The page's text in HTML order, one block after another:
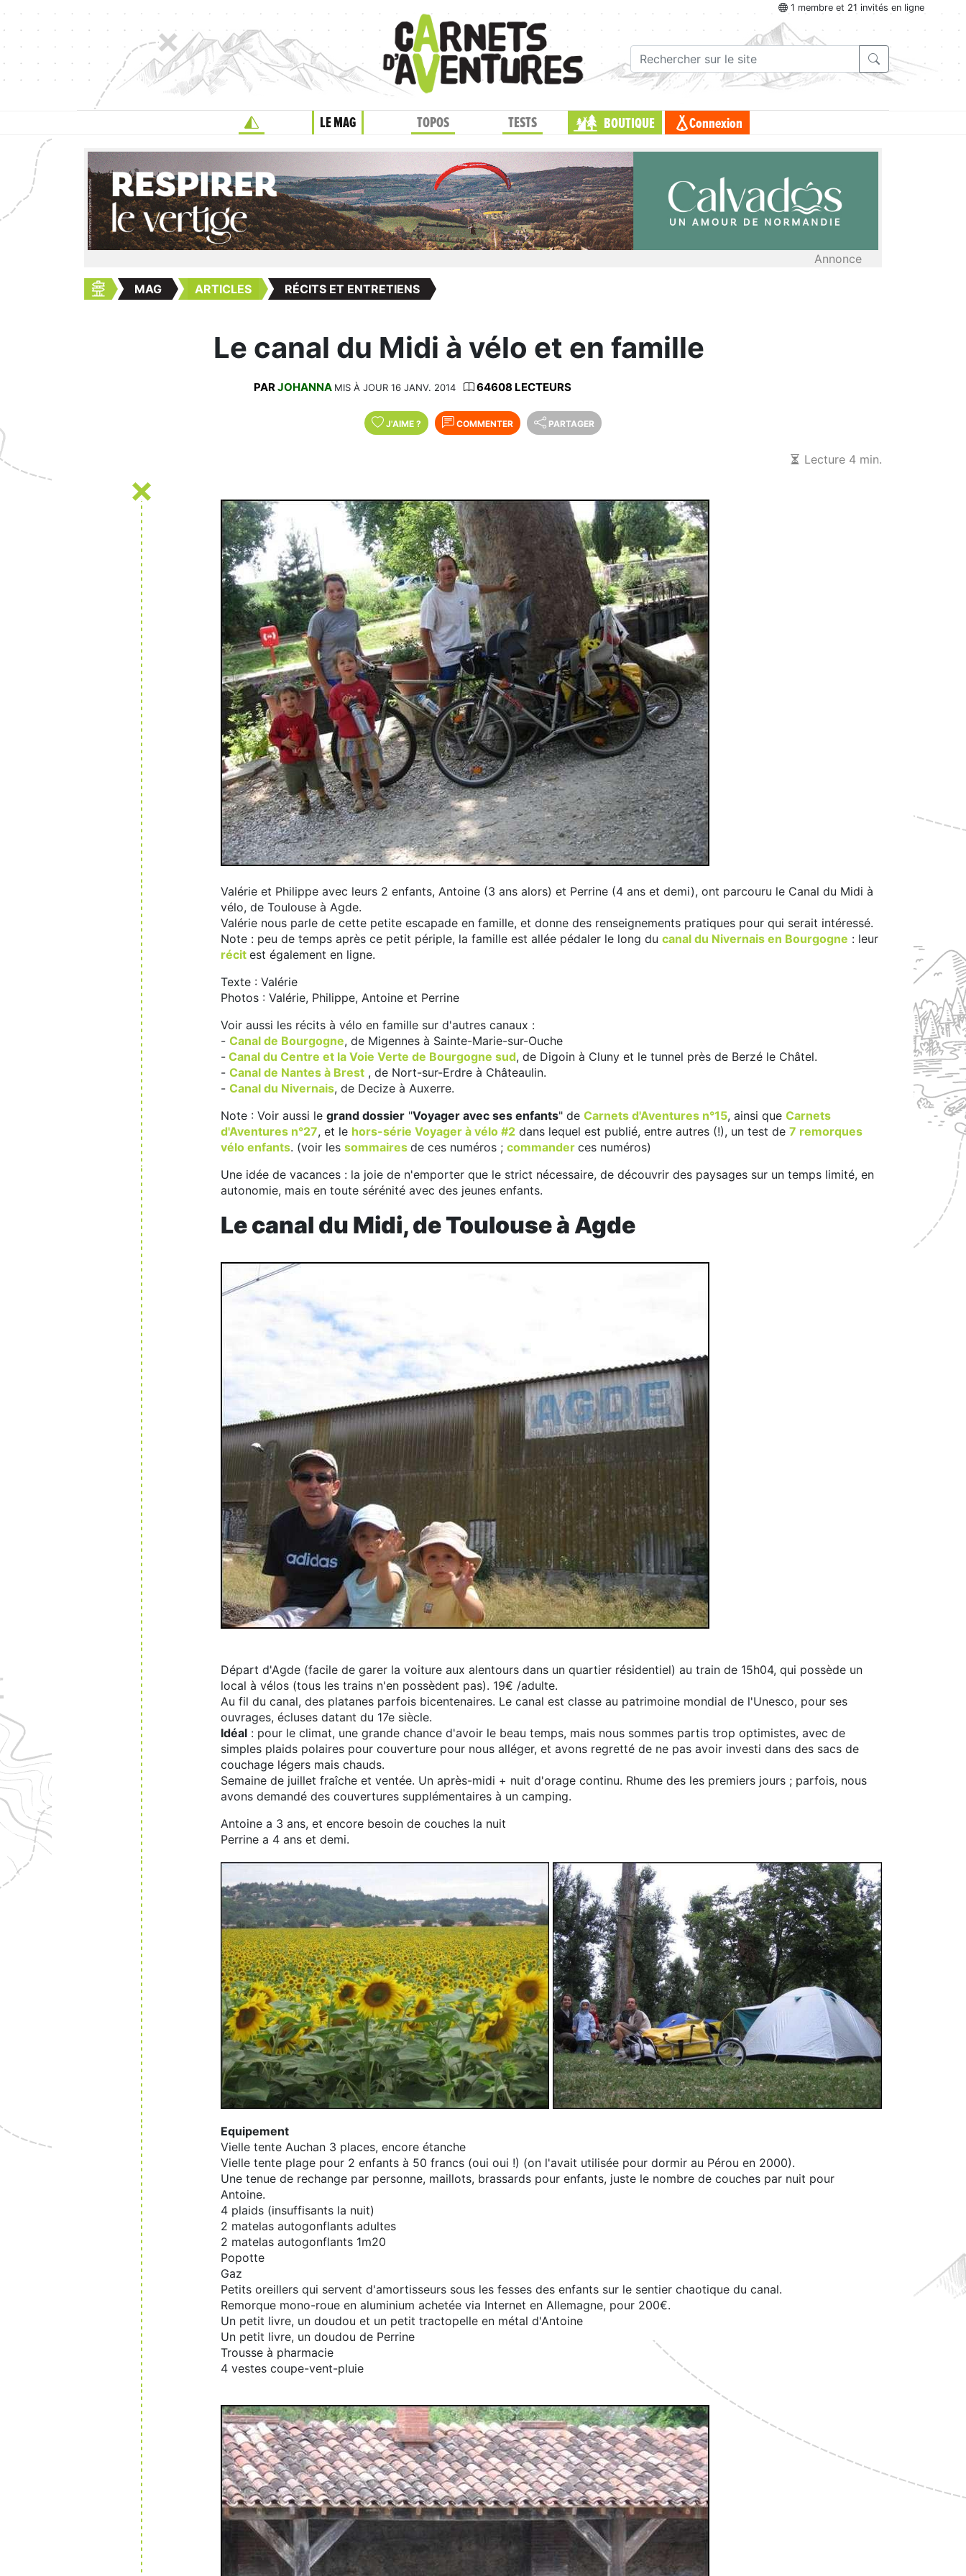
1 membre et 21 invités en ligne
LE MAG TOPOS TESTS BOUTIQUE Connexion
Annonce
MAG ARTICLES RÉCITS ET ENTRETIENS
Le canal du Midi à vélo et en famille
PARJOHANNA MIS À JOUR 16 JANV. 2014 64608 LECTEURS
J'AIME ? COMMENTER PARTAGER
Lecture 4 min.
Valérie et Philippe avec leurs 2 enfants, Antoine (3 ans alors) et Perrine (4 ans et demi), ont parcouru le Canal du Midi à
vélo, de Toulouse à Agde.
Valérie nous parle de cette petite escapade en famille, et donne des renseignements pratiques pour qui serait intéressé.
Note : peu de temps après ce petit périple, la famille est allée pédaler le long du canal du Nivernais en Bourgogne : leur
récit est également en ligne.
Texte : Valérie
Photos : Valérie, Philippe, Antoine et Perrine
Voir aussi les récits à vélo en famille sur d'autres canaux :
- Canal de Bourgogne, de Migennes à Sainte-Marie-sur-Ouche
- Canal du Centre et la Voie Verte de Bourgogne sud, de Digoin à Cluny et le tunnel près de Berzé le Châtel.
- Canal de Nantes à Brest , de Nort-sur-Erdre à Châteaulin.
- Canal du Nivernais, de Decize à Auxerre.
Note : Voir aussi le grand dossier "Voyager avec ses enfants" de Carnets d'Aventures n°15, ainsi que Carnets
d'Aventures n°27, et le hors-série Voyager à vélo #2 dans lequel est publié, entre autres (!), un test de 7 remorques
vélo enfants. (voir les sommaires de ces numéros ; commander ces numéros)
Une idée de vacances : la joie de n'emporter que le strict nécessaire, de découvrir des paysages sur un temps limité, en
autonomie, mais en toute sérénité avec des jeunes enfants.
Le canal du Midi, de Toulouse à Agde
Départ d'Agde (facile de garer la voiture aux alentours dans un quartier résidentiel) au train de 15h04, qui possède un
local à vélos (tous les trains n'en possèdent pas). 19€ /adulte.
Au fil du canal, des platanes parfois bicentenaires. Le canal est classe au patrimoine mondial de l'Unesco, pour ses
ouvrages, écluses datant du 17e siècle.
Idéal : pour le climat, une grande chance d'avoir le beau temps, mais nous sommes partis trop optimistes, avec de
simples plaids polaires pour couverture pour nous alléger, et avons regretté de ne pas avoir investi dans des sacs de
couchage légers mais chauds.
Semaine de juillet fraîche et ventée. Un après-midi + nuit d'orage continu. Rhume des les premiers jours ; parfois, nous
avons demandé des couvertures supplémentaires à un camping.
Antoine a 3 ans, et encore besoin de couches la nuit
Perrine a 4 ans et demi.
Equipement
Vielle tente Auchan 3 places, encore étanche
Vielle tente plage pour 2 enfants à 50 francs (oui oui !) (on l'avait utilisée pour dormir au Pérou en 2000).
Une tenue de rechange par personne, maillots, brassards pour enfants, juste le nombre de couches par nuit pour
Antoine.
4 plaids (insuffisants la nuit)
2 matelas autogonflants adultes
2 matelas autogonflants 1m20
Popotte
Gaz
Petits oreillers qui servent d'amortisseurs sous les fesses des enfants sur le sentier chaotique du canal.
Remorque mono-roue en aluminium achetée via Internet en Allemagne, pour 200€.
Un petit livre, un doudou et un petit tractopelle en métal d'Antoine
Un petit livre, un doudou de Perrine
Trousse à pharmacie
4 vestes coupe-vent-pluie